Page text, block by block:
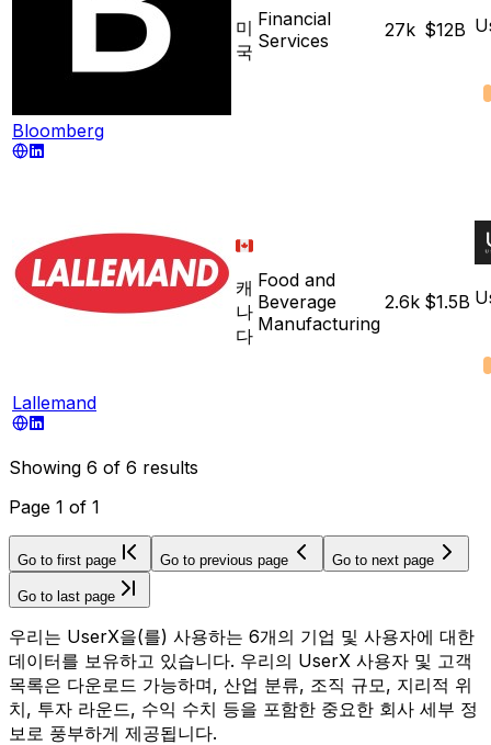
Bloomberg
미
국
Financial
Services
27k $12B
Lallemand
캐
나
다
Food and
Beverage
Manufacturing
2.6k $1.5B
Showing 6 of 6 results
Page 1 of 1
Go to first page Go to previous page Go to next page
Go to last page
우리는 UserX을(를) 사용하는 6개의 기업 및 사용자에 대한
데이터를 보유하고 있습니다. 우리의 UserX 사용자 및 고객
목록은 다운로드 가능하며, 산업 분류, 조직 규모, 지리적 위
치, 투자 라운드, 수익 수치 등을 포함한 중요한 회사 세부 정
보로 풍부하게 제공됩니다.